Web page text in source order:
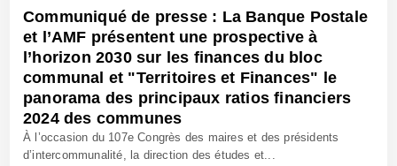
Communiqué de presse : La Banque Postale
et l’AMF présentent une prospective à
l’horizon 2030 sur les finances du bloc
communal et "Territoires et Finances" le
panorama des principaux ratios financiers
2024 des communes
À l’occasion du 107e Congrès des maires et des présidents
d’intercommunalité, la direction des études et...